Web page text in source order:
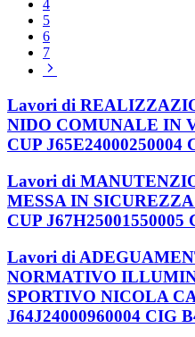
4
5
6
7
Lavori di
NIDO COMUNALE IN
CUP J65E24000250004
Lavori di
MESSA IN
CUP J67H25001550005
Lavori di
NORMATIVO
SPORTIVO NICOLA
J64J24000960004 CIG